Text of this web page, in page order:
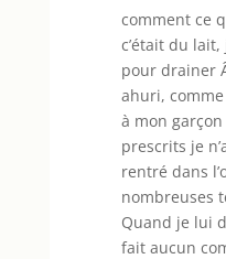
comment ce
c’était du
pour drainer
ahuri,
à mon
prescrits je
rentré dans
nombreuses
Quand je lui
fait aucun